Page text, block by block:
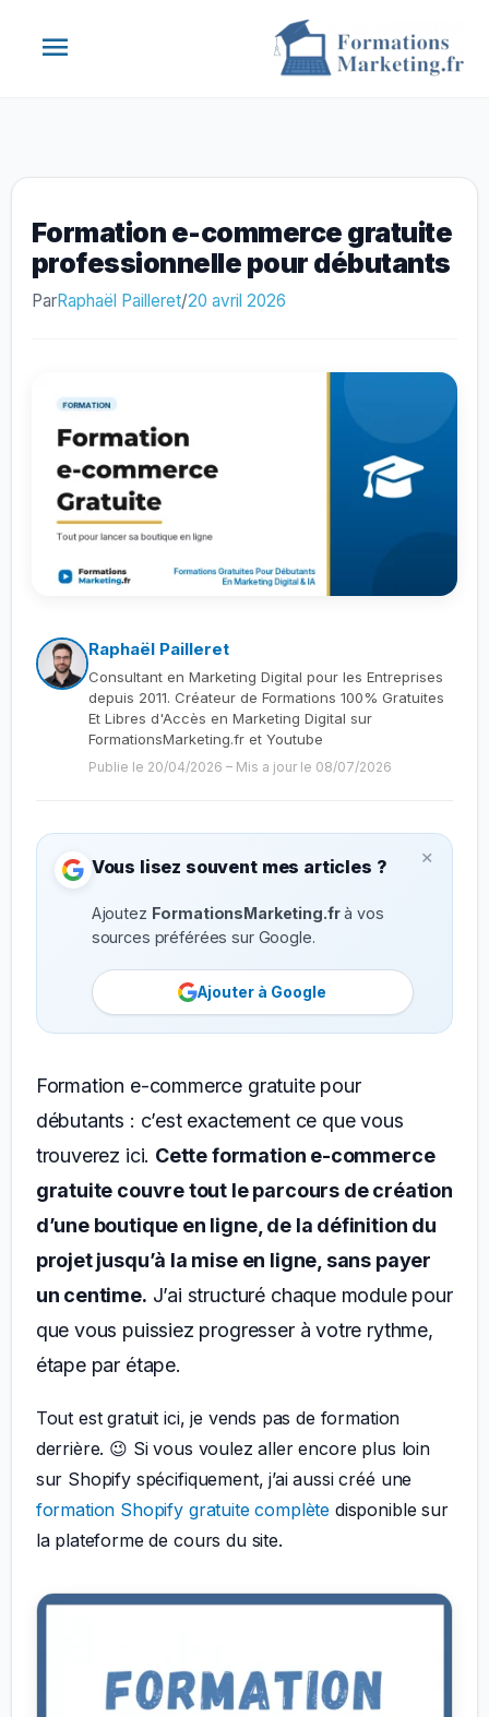
Menu
Formation e-commerce gratuite
professionnelle pour débutants
ParRaphaël Pailleret/20 avril 2026
Raphaël Pailleret
Consultant en Marketing Digital pour les Entreprises
depuis 2011. Créateur de Formations 100% Gratuites
Et Libres d'Accès en Marketing Digital sur
FormationsMarketing.fr et Youtube
Publie le 20/04/2026 – Mis a jour le 08/07/2026
×
Vous lisez souvent mes articles ?
Ajoutez FormationsMarketing.frà vos
sources préférées sur Google.
Ajouter à Google
Formation e-commerce gratuite pour
débutants : c’est exactement ce que vous
trouverez ici. Cette formation e-commerce
gratuite couvre tout le parcours de création
d’une boutique en ligne, de la définition du
projet jusqu’à la mise en ligne, sans payer
un centime. J’ai structuré chaque module pour
que vous puissiez progresser à votre rythme,
étape par étape.
Tout est gratuit ici, je vends pas de formation
derrière. 😉 Si vous voulez aller encore plus loin
sur Shopify spécifiquement, j’ai aussi créé une
formation Shopify gratuite complète disponible sur
la plateforme de cours du site.